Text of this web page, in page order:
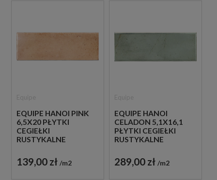
EQUIPE HANOI PINK
6,5X20 PŁYTKI
CEGIEŁKI
RUSTYKALNE
139,00 zł m2
EQUIPE HANOI
CELADON 5,1X16,1
PŁYTKI CEGIEŁKI
RUSTYKALNE
289,00 zł m2